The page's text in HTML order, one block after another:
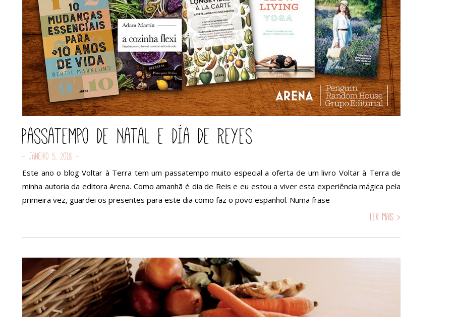
Passatempo de Natal e día de Reyes
- Janeiro 5, 2018 -
Este ano o blog Voltar à Terra tem um passatempo muito especial a oferta de um livro Voltar à Terra de
minha autoria da editora Arena. Como amanhã é dia de Reis e eu estou a viver esta experiência mágica pela
primeira vez, guardei os presentes para este dia como faz o povo espanhol. Numa frase
Ler mais >